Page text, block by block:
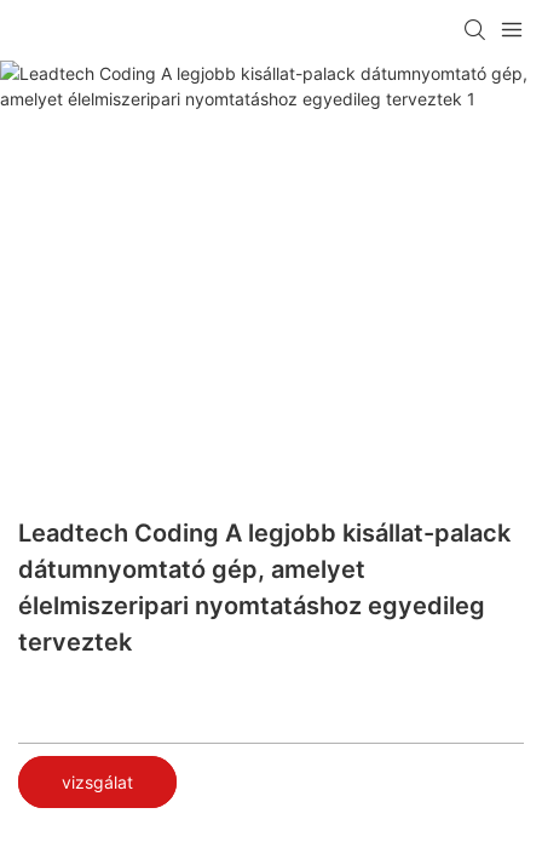
Leadtech Coding A legjobb kisállat-palack
dátumnyomtató gép, amelyet
élelmiszeripari nyomtatáshoz egyedileg
terveztek
vizsgálat